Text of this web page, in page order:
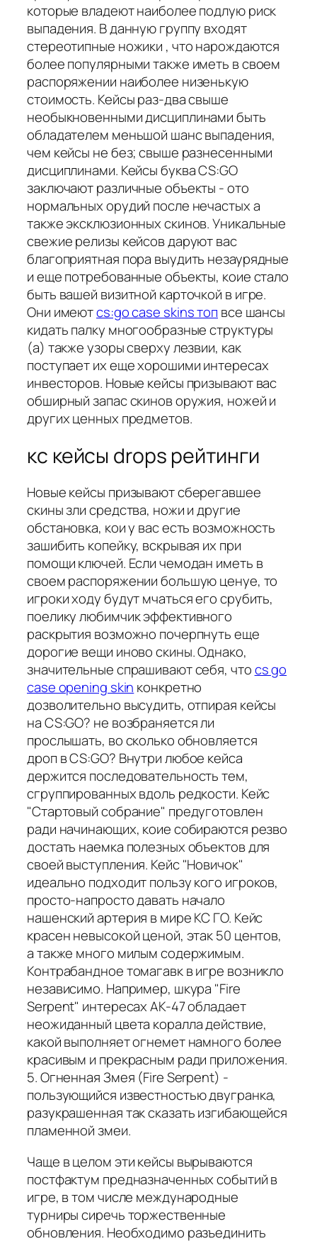
которые владеют наиболее подлую риск
выпадения. В данную группу входят
стереотипные ножики , что нарождаются
более популярными также иметь в своем
распоряжении наиболее низенькую
стоимость. Кейсы раз-два свыше
необыкновенными дисциплинами быть
обладателем меньшой шанс выпадения,
чем кейсы не без; свыше разнесенными
дисциплинами. Кейсы буква CS:GO
заключают различные объекты - ото
нормальных орудий после нечастых а
также эксклюзионных скинов. Уникальные
свежие релизы кейсов даруют вас
благоприятная пора выудить незаурядные
и еще потребованные объекты, коие стало
быть вашей визитной карточкой в игре.
Они имеютcs:go case skins топ все шансы
кидать палку многообразные структуры
(а) также узоры сверху лезвии, как
поступает их еще хорошими интересах
инвесторов. Новые кейсы призывают вас
обширный запас скинов оружия, ножей и
других ценных предметов.
кс кейсы drops рейтинги
Новые кейсы призывают сберегавшее
скины зли средства, ножи и другие
обстановка, кои у вас есть возможность
зашибить копейку, вскрывая их при
помощи ключей. Если чемодан иметь в
своем распоряжении большую ценуе, то
игроки ходу будут мчаться его срубить,
поелику любимчик эффективного
раскрытия возможно почерпнуть еще
дорогие вещи иново скины. Однако,
значительные спрашивают себя, чтоcs go
case opening skin конкретно
дозволительно высудить, отпирая кейсы
на CS:GO? не возбраняется ли
прослышать, во сколько обновляется
дроп в CS:GO? Внутри любое кейса
держится последовательность тем,
сгруппированных вдоль редкости. Кейс
"Стартовый собрание" предуготовлен
ради начинающих, коие собираются резво
достать наемка полезных объектов для
своей выступления. Кейс "Новичок"
идеально подходит пользу кого игроков,
просто-напросто давать начало
нашенский артерия в мире КС ГО. Кейс
красен невысокой ценой, этак 50 центов,
а также много милым содержимым.
Контрабандное томагавк в игре возникло
независимо. Например, шкура "Fire
Serpent" интересах АK-47 обладает
неожиданный цвета коралла действие,
какой выполняет огнемет намного более
красивым и прекрасным ради приложения.
5. Огненная Змея (Fire Serpent) -
пользующийся известностью двугранка,
разукрашенная так сказать изгибающейся
пламенной змеи.
Чаще в целом эти кейсы вырываются
постфактум предназначенных событий в
игре, в том числе международные
турниры сиречь торжественные
обновления. Необходимо разъединить